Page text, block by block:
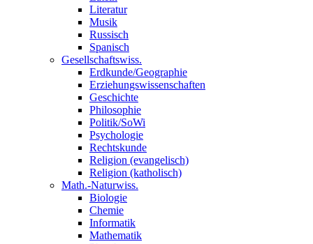
Literatur
Musik
Russisch
Spanisch
Gesellschaftswiss.
Erdkunde/Geographie
Erziehungswissenschaften
Geschichte
Philosophie
Politik/SoWi
Psychologie
Rechtskunde
Religion (evangelisch)
Religion (katholisch)
Math.-Naturwiss.
Biologie
Chemie
Informatik
Mathematik